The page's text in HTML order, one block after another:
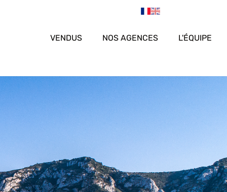
VENDUS NOS AGENCES L'ÉQUIPE